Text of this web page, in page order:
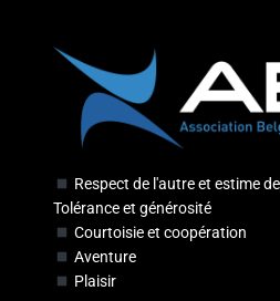
Respect de l'autre et estime
Tolérance et générosité
Courtoisie et coopération
Aventure
Plaisir